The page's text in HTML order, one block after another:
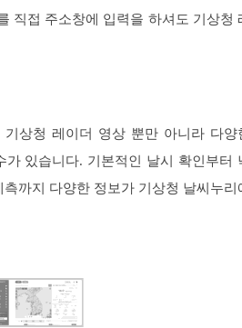
직접 주소창에 입력을 하셔도 기상청
기상청 레이더 영상 뿐만 아니라 다양
가 있습니다. 기본적인 날시 확인부터
까지 다양한 정보가 기상청 날씨누리